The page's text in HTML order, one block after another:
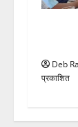
Deb
प्रकाशित